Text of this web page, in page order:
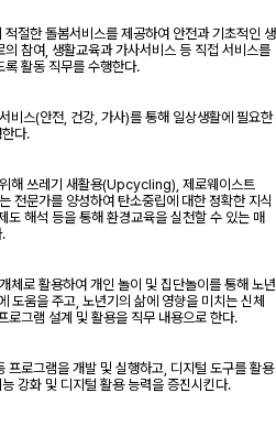
절한 돌봄서비스를 제공하여 안전과 기초적인 생
참여, 생활교육과 가사서비스 등 직접 서비스를
활동 직무를 수행한다.
비스(안전, 건강, 가사)를 통해 일상생활에 필요한
다.
해 쓰레기 새활용(Upcycling), 제로웨이스트
문가를 양성하여 탄소중립에 대한 정확한 지식
도 해석 등을 통해 환경교육을 실천할 수 있는 매
체로 활용하여 개인 놀이 및 집단놀이를 통해 노년
도움을 주고, 노년기의 삶에 영향을 미치는 신체
로그램 설계 및 활용을 직무 내용으로 한다.
프로그램을 개발 및 실행하고, 디지털 도구를 활용
강화 및 디지털 활용 능력을 증진시킨다.